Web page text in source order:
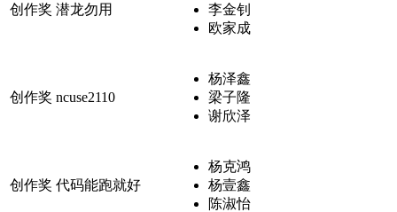
创作奖 潜龙勿用
李金钊
欧家成
创作奖 ncuse2110
杨泽鑫
梁子隆
谢欣泽
创作奖 代码能跑就好
杨克鸿
杨壹鑫
陈淑怡